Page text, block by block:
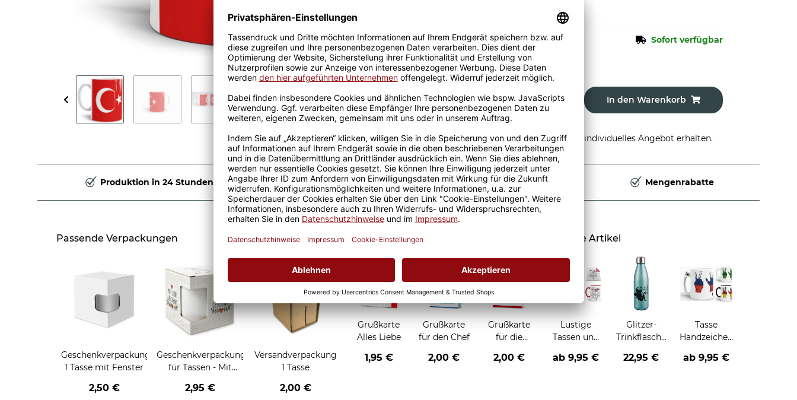
10,95 € Sofort verfügbar
inkl. 19% MwSt. , zzgl. Versand
Stk In den Warenkorb
Größere Stückzahl? Anfrage stellen und individuelles Angebot erhalten.
Produktion in 24 Stunden Sicherer Kauf Auf Rechnung Produktion in Deutschland Mengenrabatte
Passende Verpackungen
Geschenkverpackung
1 Tasse mit Fenster
2,50 €
Geschenkverpackung
für Tassen - Mit
2,95 €
Versandverpackung
1 Tasse
2,00 €
Grußkarten zum Verschenken
Grußkarte
Alles Liebe
1,95 €
Grußkarte
für den Chef
2,00 €
Grußkarte
für die
2,00 €
Ähnliche Artikel
Lustige
Tassen und
Wenigstens
ab9,95 €
Glitzer-
Trinkflasche
Manchmal
22,95 €
Tasse
Handzeichen
verschiedene
ab 9,95 €